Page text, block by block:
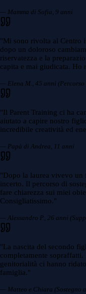
— Mamma di Sofia, 9 anni
"Mi sono rivolta al Centro
dopo un doloroso
riservatezza e la
capita e mai giudicata. Ho
— Elena M., 45 anni
"Il Parent Training ci ha
aiutato a capire nostro
incredibile creatività ed
— Papà di Andrea, 11 anni
"Dopo la laurea vivevo un
incerto. Il percorso di
fare chiarezza sui miei
Consigliatissimo."
— Alessandro P., 26 anni
"La nascita del secondo
completamente
genitorialità ci hanno
famiglia."
— Matteo e Chiara (Sostegno